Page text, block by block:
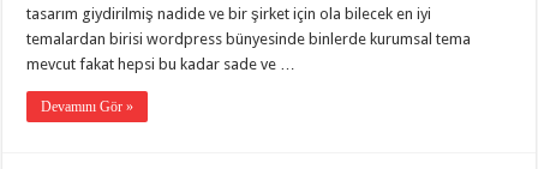
tasarım giydirilmiş nadide ve bir şirket için ola bilecek en iyi
temalardan birisi wordpress bünyesinde binlerde kurumsal tema
mevcut fakat hepsi bu kadar sade ve …
Devamını Gör »